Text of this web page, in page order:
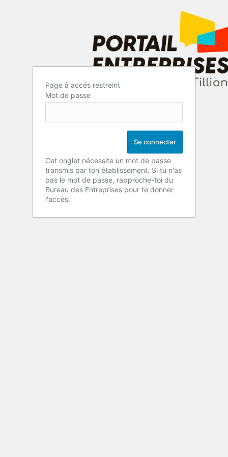
Page à accés restreint
Mot de passe
Cet onglet nécessite un mot de passe
transmis par ton établissement. Si tu n'as
pas le mot de passe, rapproche-toi du
Bureau des Entreprises pour te donner
l'accès.